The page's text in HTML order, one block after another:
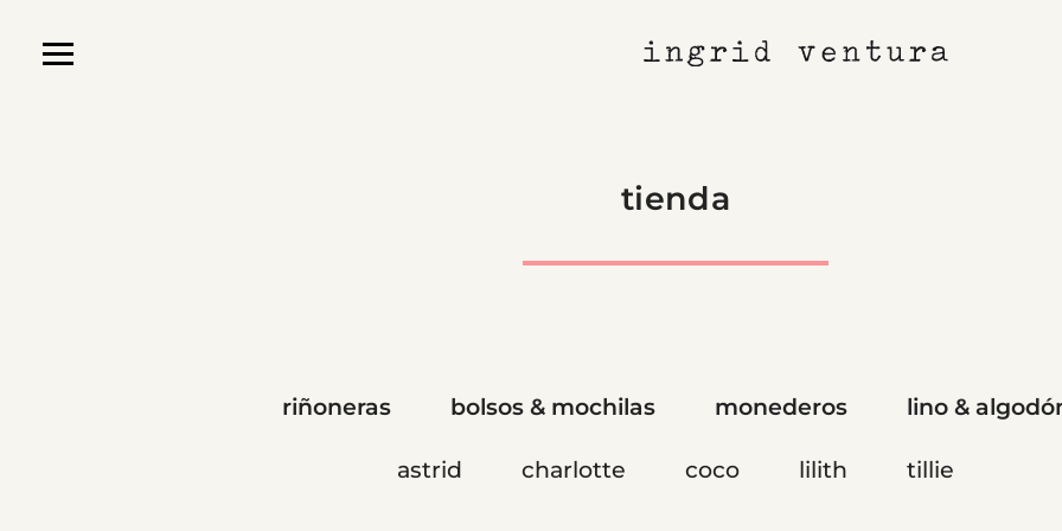
tienda
riñoneras bolsos & mochilas monederos lino &
astrid charlotte coco lilith tillie